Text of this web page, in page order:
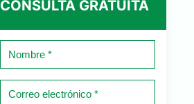
CONSULTA GRATUITA
Nombre
Correo